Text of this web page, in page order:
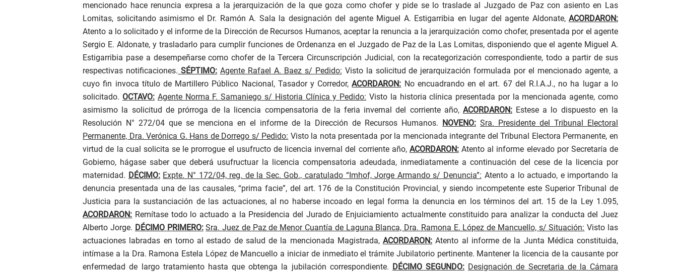
mencionado hace renuncia expresa a la jerarquización de la que goza como chofer y pide se lo traslade al Juzgado de Paz con asiento en Las
Lomitas, solicitando asimismo el Dr. Ramón A. Sala la designación del agente Miguel A. Estigarribia en lugar del agente Aldonate, ACORDARON:
Atento a lo solicitado y el informe de la Dirección de Recursos Humanos, aceptar la renuncia a la jerarquización como chofer, presentada por el agente
Sergio E. Aldonate, y trasladarlo para cumplir funciones de Ordenanza en el Juzgado de Paz de la Las Lomitas, disponiendo que el agente Miguel A.
Estigarribia pase a desempeñarse como chofer de la Tercera Circunscripción Judicial, con la recategorización correspondiente, todo a partir de sus
respectivas notificaciones. SÉPTIMO: Agente Rafael A. Baez s/ Pedido: Visto la solicitud de jerarquización formulada por el mencionado agente, a
cuyo fin invoca título de Martillero Público Nacional, Tasador y Corredor,ACORDARON: No encuadrando en el art. 67 del R.I.A.J., no ha lugar a lo
solicitado. OCTAVO: Agente Norma F. Samaniego s/ Historia Clínica y Pedido: Visto la historia clínica presentada por la mencionada agente, como
asimismo la solicitud de prórroga de la licencia compensatoria de la feria invernal del corriente año, ACORDARON:Estese a lo dispuesto en la
Resolución N° 272/04 que se menciona en el informe de la Dirección de Recursos Humanos. NOVENO: Sra. Presidente del Tribunal Electoral
Permanente, Dra. Verónica G. Hans de Dorrego s/ Pedido: Visto la nota presentada por la mencionada integrante del Tribunal Electora Permanente, en
virtud de la cual solicita se le prorrogue el usufructo de licencia invernal del corriente año, ACORDARON:Atento al informe elevado por Secretaría de
Gobierno, hágase saber que deberá usufructuar la licencia compensatoria adeudada, inmediatamente a continuación del cese de la licencia por
maternidad. DÉCIMO: Expte. N° 172/04, reg. de la Sec. Gob., caratulado “Imhof, Jorge Armando s/ Denuncia”: Atento a lo actuado, e importando la
denuncia presentada una de las causales, “prima facie”, del art. 176 de la Constitución Provincial, y siendo incompetente este Superior Tribunal de
Justicia para la sustanciación de las actuaciones, al no haberse incoado en legal forma la denuncia en los términos del art. 15 de la Ley 1.095,
ACORDARON: Remítase todo lo actuado a la Presidencia del Jurado de Enjuiciamiento actualmente constituido para analizar la conducta del Juez
Alberto Jorge. DÉCIMO PRIMERO: Sra. Juez de Paz de Menor Cuantía de Laguna Blanca, Dra. Ramona E. López de Mancuello, s/ Situación: Visto las
actuaciones labradas en torno al estado de salud de la mencionada Magistrada,ACORDARON: Atento al informe de la Junta Médica constituida,
intímase a la Dra. Ramona Estela López de Mancuello a iniciar de inmediato el trámite Jubilatorio pertinente. Mantener la licencia de la causante por
enfermedad de largo tratamiento hasta que obtenga la jubilación correspondiente. DÉCIMO SEGUNDO: Designación de Secretaria de la Cámara